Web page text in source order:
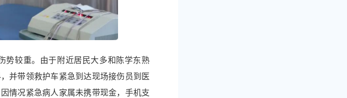
势较重。由于附近居民大多和陈学东熟
并带领救护车紧急到达现场接伤员到医
情况紧急病人家属未携带现金，手机支